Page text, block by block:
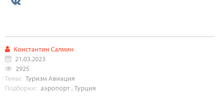
Константин Салмин
21.03.2023
2925
Темы: ТуризмАвиация
Подборки: аэропорт,Турция